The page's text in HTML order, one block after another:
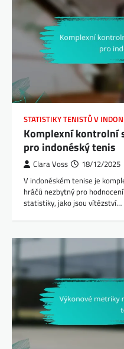
STATISTIKY TENISTŮ V
Komplexní kontrolní
pro indonéský tenis
Clara Voss 18/12/2025
V indonéském tenise je
hráčů nezbytný pro
statistiky, jako jsou vítězství…